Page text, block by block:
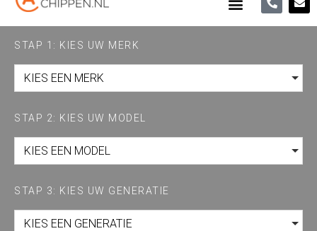
STAP 1: KIES UW MERK
KIES EEN MERK
STAP 2: KIES UW MODEL
KIES EEN MODEL
STAP 3: KIES UW GENERATIE
KIES EEN GENERATIE